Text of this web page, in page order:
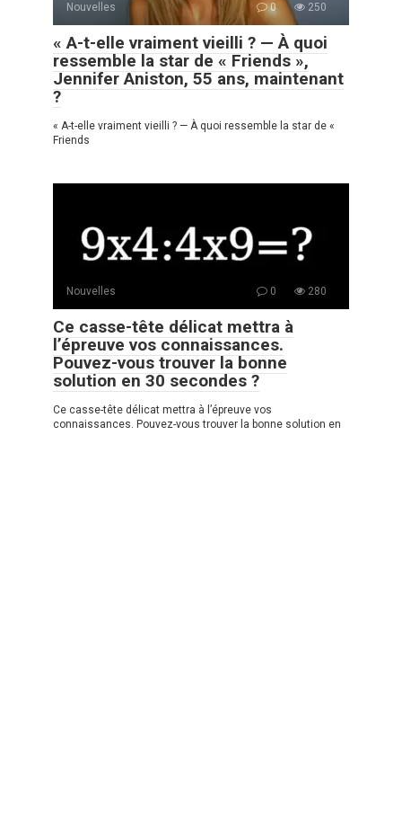
Nouvelles 0 250
« A-t-elle vraiment vieilli ? — À quoi
ressemble la star de « Friends »,
Jennifer Aniston, 55 ans, maintenant
?
« A-t-elle vraiment vieilli ? — À quoi ressemble la star de «
Friends
Nouvelles 0 280
Ce casse-tête délicat mettra à
l’épreuve vos connaissances.
Pouvez-vous trouver la bonne
solution en 30 secondes ?
Ce casse-tête délicat mettra à l’épreuve vos
connaissances. Pouvez-vous trouver la bonne solution en